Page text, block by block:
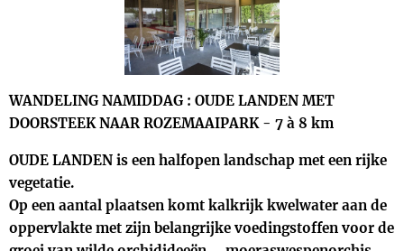
WANDELING NAMIDDAG : OUDE LANDEN MET
DOORSTEEK NAAR ROZEMAAIPARK - 7 à 8 km
OUDE LANDEN is een halfopen landschap met een rijke
vegetatie.
Op een aantal plaatsen komt kalkrijk kwelwater aan de
oppervlakte met zijn belangrijke voedingstoffen voor de